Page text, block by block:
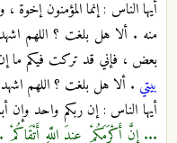
أيها الناس : إنما المؤمنون
منه . ألا هل بلغت ؟ اللهم
بعض ، فإني قد تركت فيكم ما إن
بيتي . ألا هل بلغت ؟ اللهم
أيها الناس : إن ربكم واحد
... إِنَّ أَكْرَمَكُمْ عِندَ اللَّهِ